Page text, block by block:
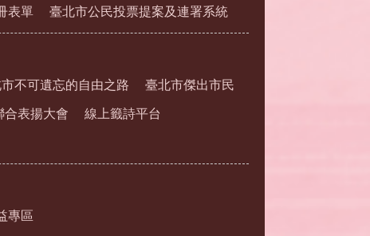
表單 臺北市公民投票提案及連署系統
不可遺忘的自由之路 臺北市傑出市民
合表揚大會 線上籤詩平台
專區